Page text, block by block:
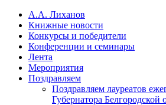
А.А. Лиханов
Книжные новости
Конкурсы и победители
Конференции и семинары
Лента
Мероприятия
Поздравляем
Поздравляем лауреатов
Губернатора